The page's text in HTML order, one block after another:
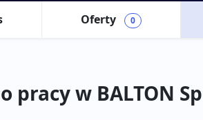
Oferty 0
pracy w BALTON